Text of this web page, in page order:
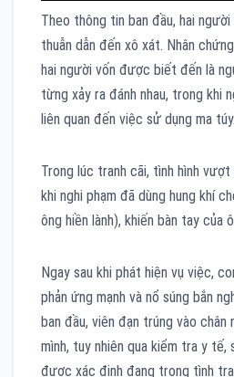
Theo thông tin ban đầu, hai
thuẫn dẫn đến xô xát. Nhân
hai người vốn được biết đến là
từng xảy ra đánh nhau, trong khi
liên quan đến việc sử dụng ma túy.
Trong lúc tranh cãi, tình hình
khi nghi phạm đã dùng hung khí
ông hiền lành), khiến bàn tay của
Ngay sau khi phát hiện vụ việc,
phản ứng mạnh và nổ súng bắn
ban đầu, viên đạn trúng vào
mình, tuy nhiên qua kiểm tra y tế,
được xác định đang trong tình